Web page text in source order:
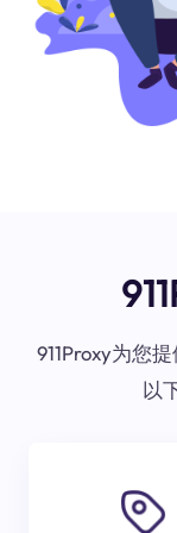
911Proxy为您
以